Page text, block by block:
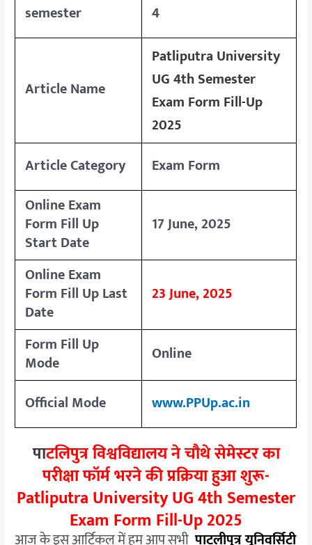
semester
4
Article Name
Patliputra University
UG 4th Semester
Exam Form Fill-Up
2025
Article Category
Exam Form
Online Exam
Form Fill Up
Start Date
17 June, 2025
Online Exam
Form Fill Up Last
Date
23 June, 2025
Form Fill Up
Mode Online
Official Mode www.PPUp.ac.in
पाटलिपुत्र विश्वविद्यालय ने चौथे सेमेस्टर का
परीक्षा फॉर्म भरने की प्रक्रिया हुआ शुरू-
Patliputra University UG 4th Semester
Exam Form Fill-Up 2025
आज के इस आर्टिकल में हम आप सभी पाटलीपुत्रयूनिवर्सिटी